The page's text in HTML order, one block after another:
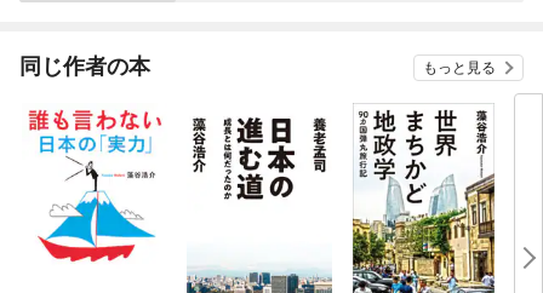
同じ作者の本 もっと見る